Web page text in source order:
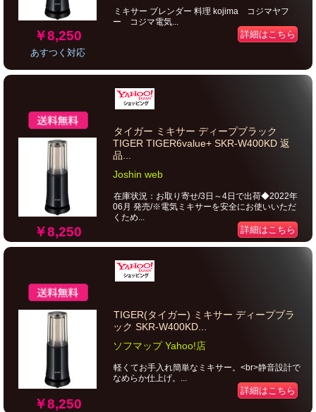
￥8,250
あすつく対応
ミキサー ブレンダー 料理 kojima コジマヤフ
ー コジマ電気...
詳細はこちら
￥8,250
タイガー ミキサー ディープブラック
TIGER TIGER6value+ SKR-W400KD 返
品...
Joshin web
在庫状況：お取り寄せ/3日～4日で出荷◆2022年
06月 発売/※電気ミキサーを安全にお使いいただ
くため...
詳細はこちら
￥8,250
TIGER(タイガー) ミキサー ディープブラ
ック SKR-W400KD...
ソフマップ Yahoo!店
軽くてお手入れ簡単なミキサー。<br>静音設計で
なめらか仕上げ。...
詳細はこちら